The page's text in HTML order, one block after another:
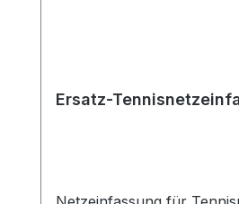
Ersatz-